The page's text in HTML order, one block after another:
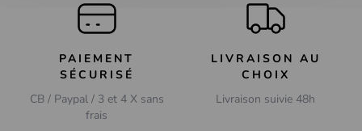
PAIEMENT
SÉCURISÉ
CB / Paypal / 3 et 4 X sans
frais
LIVRAISON AU
CHOIX
Livraison suivie 48h